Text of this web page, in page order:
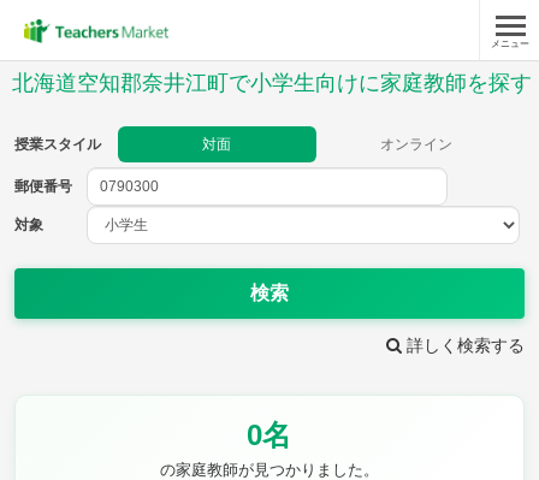
メニュー
北海道空知郡奈井江町で小学生向けに家庭教師を探す
授業スタイル 対面 オンライン
郵便番号
対象
検索
詳しく検索する
0名
の家庭教師が見つかりました。
郵便番号
教科
理科